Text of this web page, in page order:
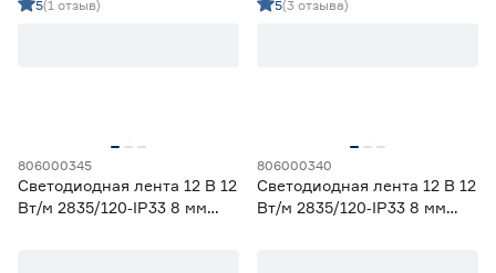
5(1 отзыв) 5(3 отзыва)
806000345
Светодиодная лента 12 В 12
Вт/м 2835/120‑IP33 8 мм
806000340
Светодиодная лента 12 В 12
Вт/м 2835/120‑IP33 8 мм